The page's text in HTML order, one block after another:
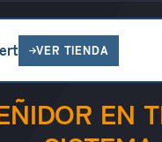
VER TIENDA
EN